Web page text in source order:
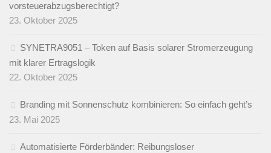
vorsteuerabzugsberechtigt?
23. Oktober 2025
SYNETRA9051 – Token auf Basis solarer Stromerzeugung
mit klarer Ertragslogik
22. Oktober 2025
Branding mit Sonnenschutz kombinieren: So einfach geht’s
23. Mai 2025
Automatisierte Förderbänder: Reibungsloser